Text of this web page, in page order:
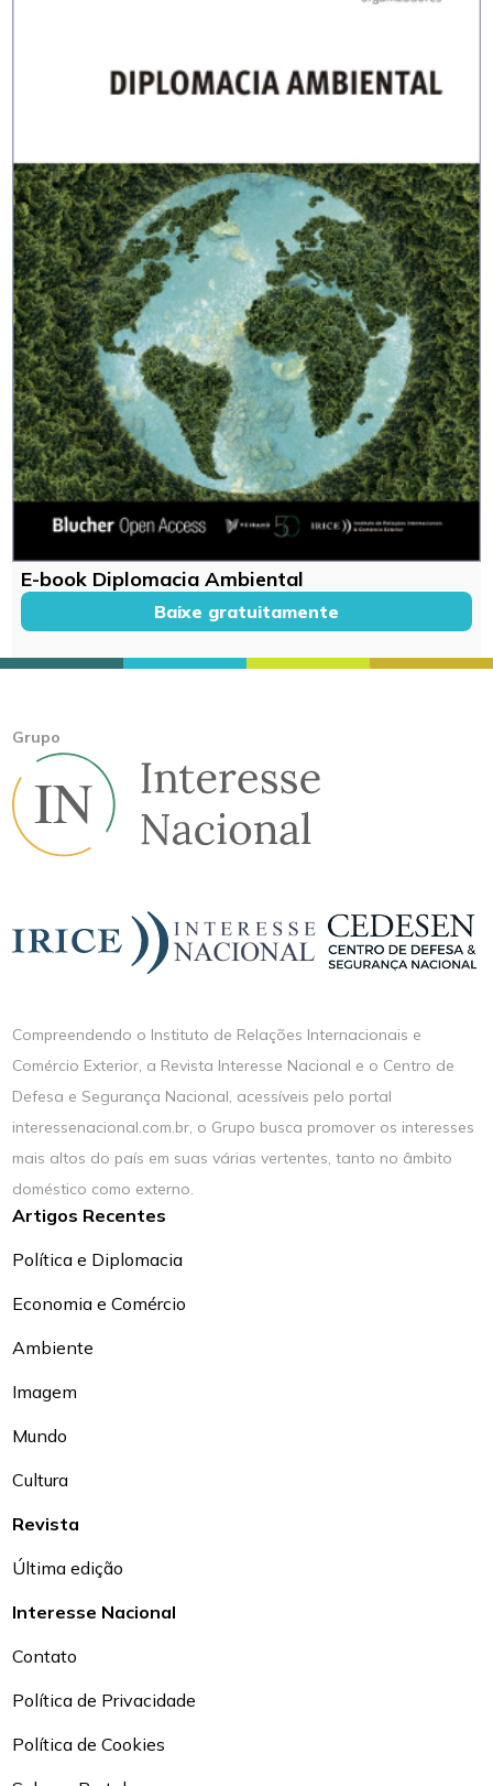
E-book Diplomacia Ambiental
Baixe gratuitamente
Grupo
Compreendendo o Instituto de Relações Internacionais e
Comércio Exterior, a Revista Interesse Nacional e o Centro de
Defesa e Segurança Nacional, acessíveis pelo portal
interessenacional.com.br, o Grupo busca promover os interesses
mais altos do país em suas várias vertentes, tanto no âmbito
doméstico como externo.
Artigos Recentes
Política e Diplomacia
Economia e Comércio
Ambiente
Imagem
Mundo
Cultura
Revista
Última edição
Interesse Nacional
Contato
Política de Privacidade
Política de Cookies